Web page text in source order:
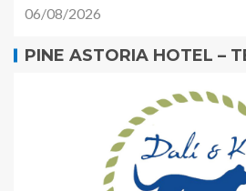
06/08/2026
PINE ASTORIA HOTEL –